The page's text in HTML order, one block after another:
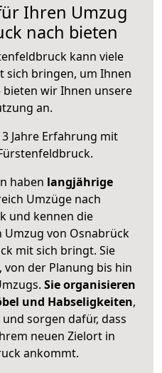
Ihren Umzug
nach bieten
kann viele
sich bringen, um Ihnen
bieten wir Ihnen unsere
an.
Jahre Erfahrung mit
.
haben langjährige
Umzüge nach
und kennen die
von Osnabrück
mit sich bringt. Sie
der Planung bis hin
Sie organisieren
und Habseligkeiten,
sorgen dafür, dass
neuen Zielort in
ankommt.